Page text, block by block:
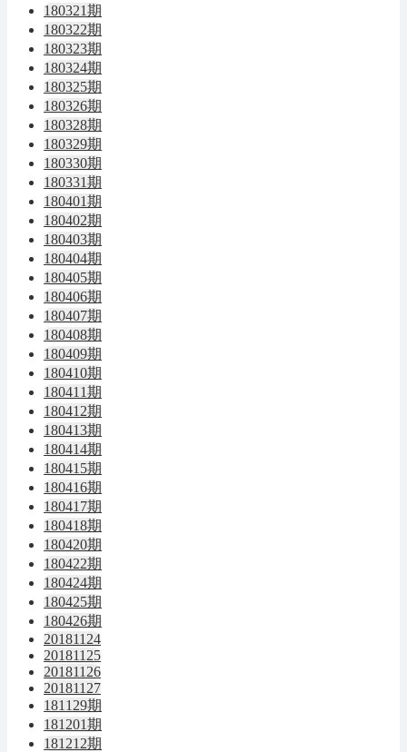
180321期
180322期
180323期
180324期
180325期
180326期
180328期
180329期
180330期
180331期
180401期
180402期
180403期
180404期
180405期
180406期
180407期
180408期
180409期
180410期
180411期
180412期
180413期
180414期
180415期
180416期
180417期
180418期
180420期
180422期
180424期
180425期
180426期
20181124
20181125
20181126
20181127
181129期
181201期
181212期